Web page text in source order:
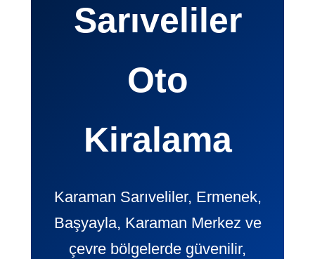
Sarıveliler
Oto
Kiralama
Karaman Sarıveliler, Ermenek,
Başyayla, Karaman Merkez ve
çevre bölgelerde güvenilir,